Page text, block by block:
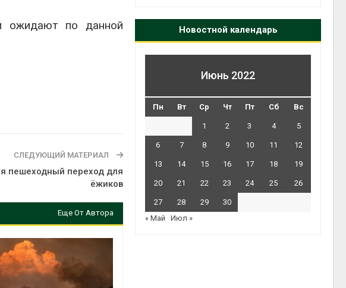
ожидают по данной
СЛЕДУЮЩИЙ МАТЕРИАЛ
пешеходный переход для
ёжиков
Еще От Автора
Новостной календарь
Июнь 2022
Пн Вт Ср Чт Пт Сб Вс
1 2 3 4 5
6 7 8 9 10 11 12
13 14 15 16 17 18 19
20 21 22 23 24 25 26
27 28 29
30
« Май
Июл »